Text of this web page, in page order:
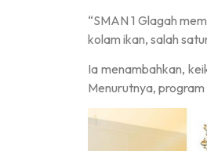
“SMAN 1 Glagah
kolam ikan, salah
Ia menambahkan,
Menurutnya,